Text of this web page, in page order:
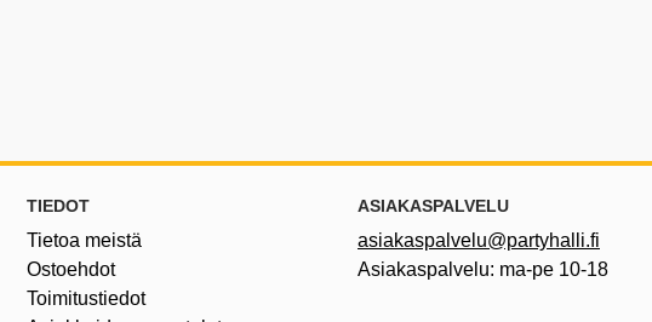
Alatunnisteen sisältö Sekalaista tietoa ja linkkejä
TIEDOT
Tietoa meistä
Ostoehdot
Toimitustiedot
ASIAKASPALVELU
asiakaspalvelu@partyhalli.fi
Asiakaspalvelu: ma-pe 10-18